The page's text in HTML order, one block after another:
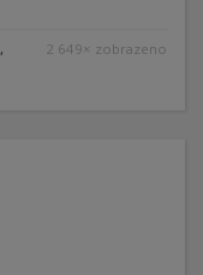
2 649× zobrazeno
,